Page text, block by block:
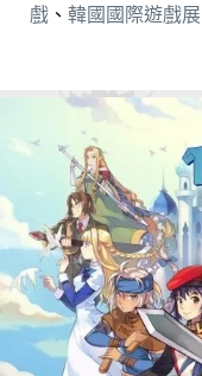
戲 、 韓國國際遊戲展